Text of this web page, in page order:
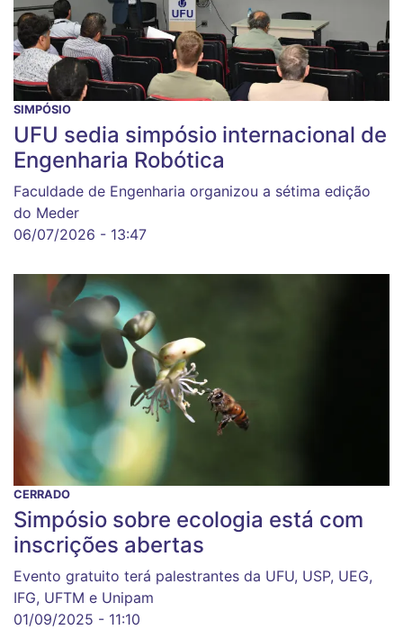
SIMPÓSIO
UFU sedia simpósio internacional de
Engenharia Robótica
Faculdade de Engenharia organizou a sétima edição
do Meder
06/07/2026 - 13:47
CERRADO
Simpósio sobre ecologia está com
inscrições abertas
Evento gratuito terá palestrantes da UFU, USP, UEG,
IFG, UFTM e Unipam
01/09/2025 - 11:10